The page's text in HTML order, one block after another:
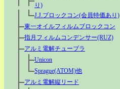
り)
J.J.ブロックコン(会員特価あり)
東一オイルフィルムブロックコン
指月フィルムコンデンサー(RUZ)
アルミ電解チューブラ
Unicon
Sprague(ATOM)他
アルミ電解縦リード